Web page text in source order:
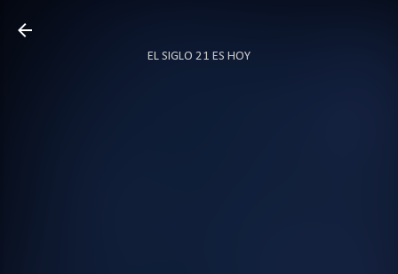
EL SIGLO 21 ES HOY